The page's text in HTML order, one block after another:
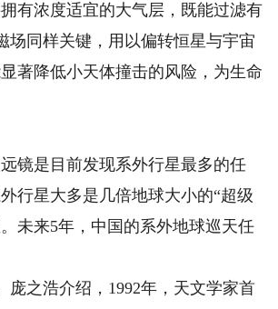
有浓度适宜的大气层，既能过滤有
场同样关键，用以偏转恒星与宇宙
著降低小天体撞击的风险，为生命
镜是目前发现系外行星最多的任
行星大多是几倍地球大小的“超级
未来5年，中国的系外地球巡天任
之浩介绍，1992年，天文学家首